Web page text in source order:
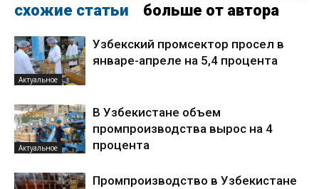
схожие статьи больше от автора
Актуальное
Узбекский промсектор просел в
январе-апреле на 5,4 процента
Актуальное
В Узбекистане объем
промпроизводства вырос на 4
процента
Промпроизводство в Узбекистане